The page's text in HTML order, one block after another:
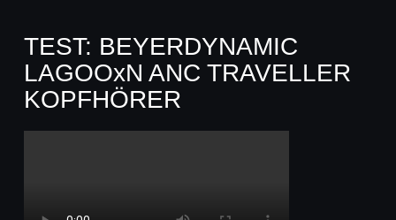
TEST: BEYERDYNAMIC
LAGOOxN ANC TRAVELLER
KOPFHÖRER